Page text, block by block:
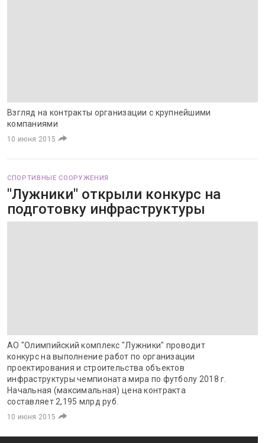
Взгляд на контракты организации с крупнейшими
компаниями
10 июня 2015
СПОРТИВНЫЕ СООРУЖЕНИЯ
"Лужники" открыли конкурс на
подготовку инфраструктуры
АО "Олимпийский комплекс "Лужники" проводит
конкурс на выполнение работ по организации
проектирования и строительства объектов
инфраструктуры чемпионата мира по футболу 2018 г.
Начальная (максимальная) цена контракта
составляет 2,195 млрд руб.
10 июня 2015